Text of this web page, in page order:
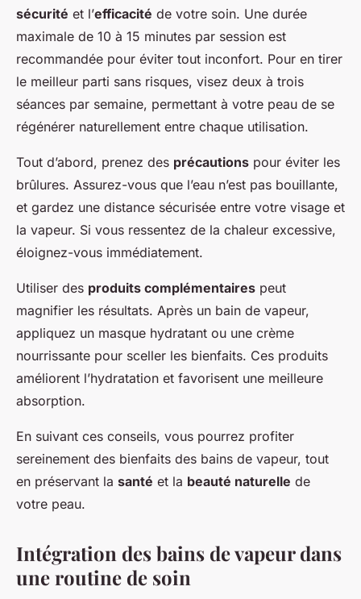
sécurité et l’efficacité de votre soin. Une durée
maximale de 10 à 15 minutes par session est
recommandée pour éviter tout inconfort. Pour en tirer
le meilleur parti sans risques, visez deux à trois
séances par semaine, permettant à votre peau de se
régénérer naturellement entre chaque utilisation.
Tout d’abord, prenez des précautions pour éviter les
brûlures. Assurez-vous que l’eau n’est pas bouillante,
et gardez une distance sécurisée entre votre visage et
la vapeur. Si vous ressentez de la chaleur excessive,
éloignez-vous immédiatement.
Utiliser des produits complémentaires peut
magnifier les résultats. Après un bain de vapeur,
appliquez un masque hydratant ou une crème
nourrissante pour sceller les bienfaits. Ces produits
améliorent l’hydratation et favorisent une meilleure
absorption.
En suivant ces conseils, vous pourrez profiter
sereinement des bienfaits des bains de vapeur, tout
en préservant la santé et la beauté naturelle de
votre peau.
Intégration des bains de vapeur dans
une routine de soin